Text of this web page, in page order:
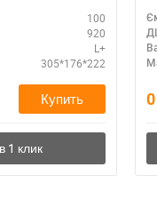
100
920
L+
305*176*222
Купить 0